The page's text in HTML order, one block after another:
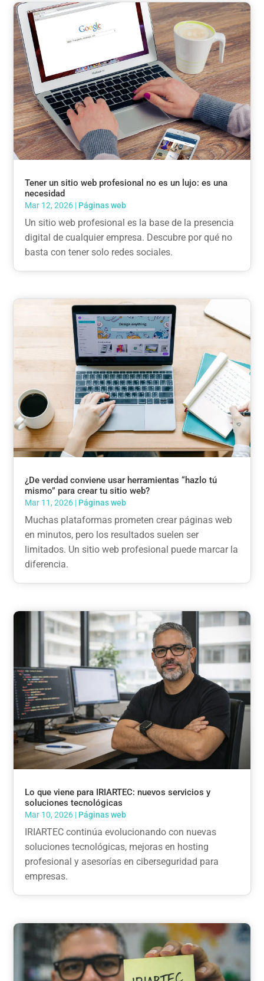
Tener un sitio web profesional no es un lujo: es una
necesidad
Mar 12, 2026 | Páginas web
Un sitio web profesional es la base de la presencia
digital de cualquier empresa. Descubre por qué no
basta con tener solo redes sociales.
¿De verdad conviene usar herramientas “hazlo tú
mismo” para crear tu sitio web?
Mar 11, 2026 | Páginas web
Muchas plataformas prometen crear páginas web
en minutos, pero los resultados suelen ser
limitados. Un sitio web profesional puede marcar la
diferencia.
Lo que viene para IRIARTEC: nuevos servicios y
soluciones tecnológicas
Mar 10, 2026 | Páginas web
IRIARTEC continúa evolucionando con nuevas
soluciones tecnológicas, mejoras en hosting
profesional y asesorías en ciberseguridad para
empresas.